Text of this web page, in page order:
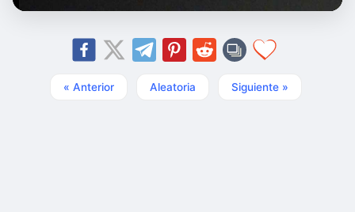
« Anterior Aleatoria Siguiente »